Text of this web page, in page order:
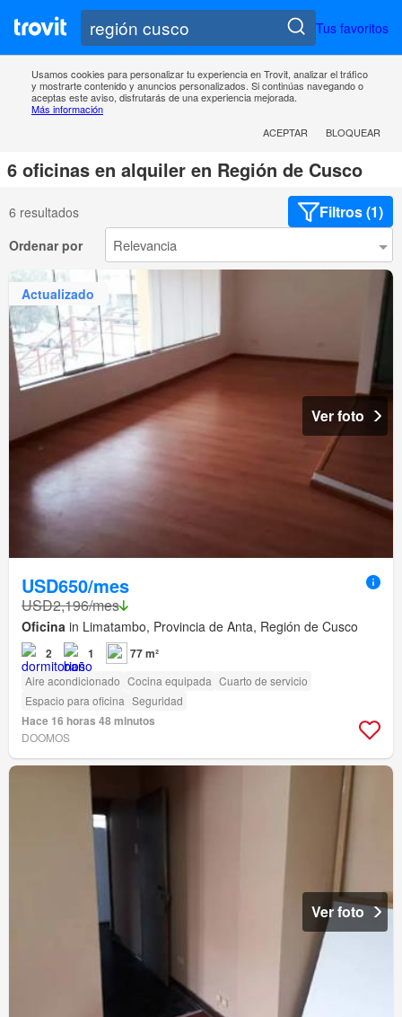
Tus favoritos
Usamos cookies para personalizar tu experiencia en Trovit, analizar el tráfico
y mostrarte contenido y anuncios personalizados. Si continúas navegando o
aceptas este aviso, disfrutarás de una experiencia mejorada.
Más información
ACEPTAR
BLOQUEAR
6 oficinas en alquiler en Región de Cusco
6 resultados Filtros (1)
Ordenar por
Actualizado
Ver foto
USD650/mes
USD2,196/mes
Oficina in Limatambo, Provincia de Anta, Región de Cusco
2 1 77 m²
Aire acondicionado Cocina equipada Cuarto de servicio
Espacio para oficina Seguridad
Hace 16 horas 48 minutos
DOOMOS
Ver foto